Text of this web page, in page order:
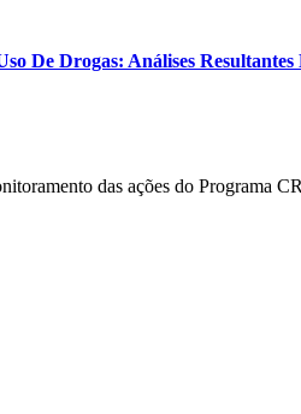
De Drogas: Análises
das ações do Programa